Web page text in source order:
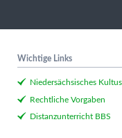
Wichtige Links
Niedersächsisches
Rechtliche Vorgaben
Distanzunterricht BBS